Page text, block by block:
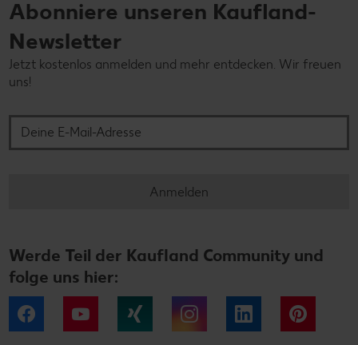
Abonniere unseren Kaufland-
Newsletter
Jetzt kostenlos anmelden und mehr entdecken. Wir freuen
uns!
Anmelden
Werde Teil der Kaufland Community und
folge uns hier:
Facebook YouTube Instagram LinkedIn